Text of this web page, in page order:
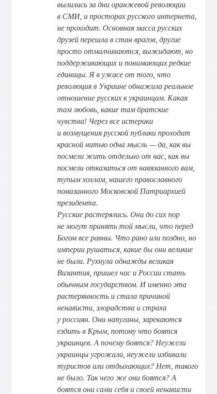
вылились за дни оранжевой революции
в СМИ, и просторах русского интернета,
не проходит. Основная масса русских
друзей перешла в стан врагов, другие
просто отмалчиваются, выжидают, но
поддерживающих и понимающих редкие
единицы. Я в ужасе от того, что
революция в Украине обнажила реальное
отношение русских к украинцам. Какая
там любовь, какие там братские
чувства! Через все истерики
и возмущения русской публики проходит
красной нитью одна мысль — да, как вы
посмели жить отдельно от нас, как вы
посмели отказаться от навязанного вам,
тупым хохлам, нашего православного
помазанного Московской Патриархией
президента.
Русские растерялись. Они до сих пор
не могут принять той мысли, что перед
Богом все равны. Что рано или поздно, но
империи рушаться, какие бы они великие
не были. Рухнула однажды великая
Византия, пришел час и России стать
обычным государством. И именно эта
растерянность и стала причиной
ненависти, злорадства и страха
у россиян. Они напуганы, зарекаются
ездить в Крым, потому что боятся
украинцев. А почему боятся? Неужели
украинцы угрожали, неужели избивали
туристов или отдыхающих? Нет, такого
не было. Так чего же они боятся? А
боятся они сами себя и своей ненависти